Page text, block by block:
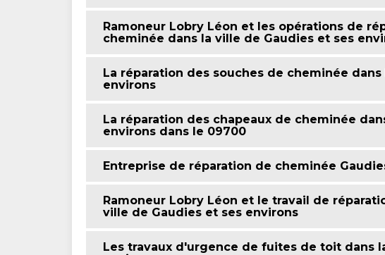
Ramoneur Lobry Léon et les opérations de
cheminée dans la ville de Gaudies et ses
La réparation des souches de cheminée
environs
La réparation des chapeaux de cheminée
environs dans le 09700
Entreprise de réparation de cheminée
Ramoneur Lobry Léon et le travail de
ville de Gaudies et ses environs
Les travaux d'urgence de fuites de toit dans